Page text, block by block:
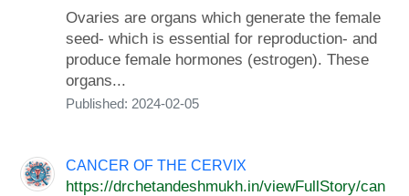
Ovaries are organs which generate the female
seed- which is essential for reproduction- and
produce female hormones (estrogen). These
organs...
Published: 2024-02-05
CANCER OF THE CERVIX
https://drchetandeshmukh.in/viewFullStory/can